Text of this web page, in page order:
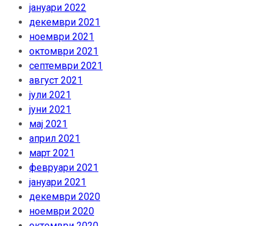
јануари 2022
декември 2021
ноември 2021
октомври 2021
септември 2021
август 2021
јули 2021
јуни 2021
мај 2021
април 2021
март 2021
февруари 2021
јануари 2021
декември 2020
ноември 2020